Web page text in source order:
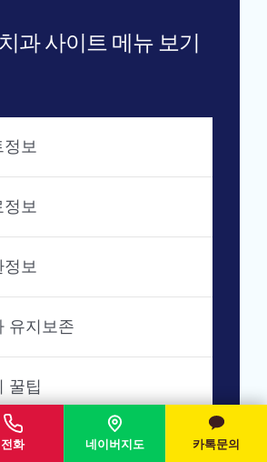
과 사이트 메뉴 보기
보
정보
보
유지보존
꿀팁
전화 네이버지도 카톡문의